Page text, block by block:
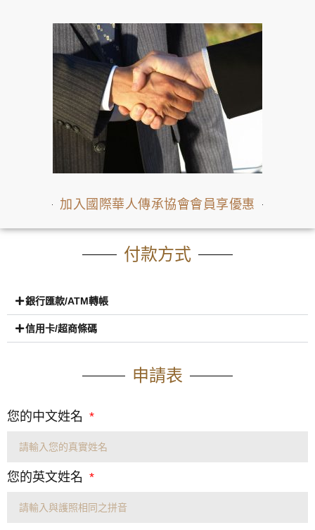
加入國際華人傳承協會會員享優惠
付款方式
銀行匯款/ATM轉帳
信用卡/超商條碼
申請表
您的中文姓名
您的英文姓名